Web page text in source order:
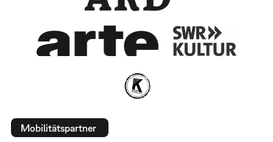
Mobilitätspartner